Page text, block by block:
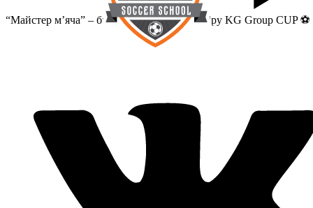
“Майстер м’яча” – бронзовий призер турніру KG Group CUP ⚽️